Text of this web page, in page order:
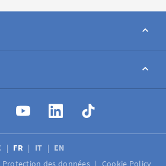
FR IT
EN
Protection des données Cookie Policy